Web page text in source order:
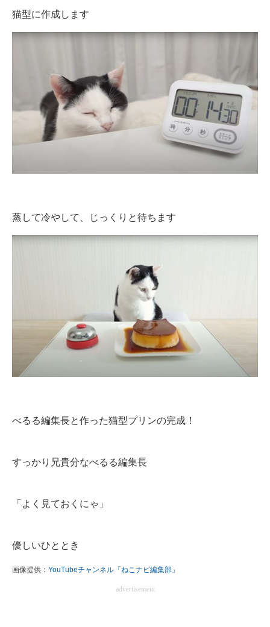
猫型に作成します
蒸して冷やして、じっくりと待ちます
べるる編集長と作った猫型プリンの完成！
すっかり兄貴分なべるる編集長
「よく見ておくにゃ」
優しいひととき
画像提供： YouTubeチャンネル「ねこナビ編集部」
advertisement